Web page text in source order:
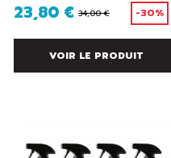
23,80 € 34,00 € -30%
VOIR LE PRODUIT